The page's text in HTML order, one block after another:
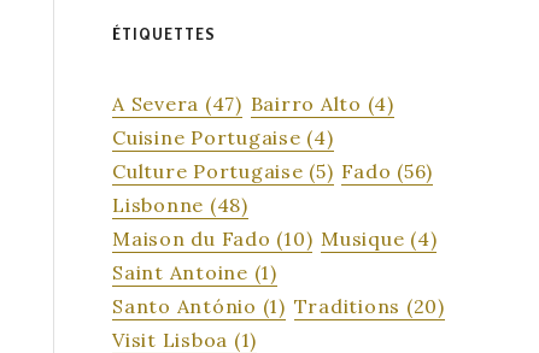
ÉTIQUETTES
A Severa (47) Bairro Alto (4)
Cuisine Portugaise (4)
Culture Portugaise (5) Fado (56)
Lisbonne (48)
Maison du Fado (10) Musique (4)
Saint Antoine (1)
Santo António (1) Traditions (20)
Visit Lisboa (1)